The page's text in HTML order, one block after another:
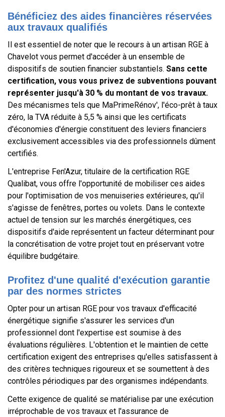
Bénéficiez des aides financières réservées
aux travaux qualifiés
Il est essentiel de noter que le recours à un artisan RGE à
Chavelot vous permet d'accéder à un ensemble de
dispositifs de soutien financier substantiels. Sans cette
certification, vous vous privez de subventions pouvant
représenter jusqu'à 30 % du montant de vos travaux.
Des mécanismes tels que MaPrimeRénov', l'éco-prêt à taux
zéro, la TVA réduite à 5,5 % ainsi que les certificats
d'économies d'énergie constituent des leviers financiers
exclusivement accessibles via des professionnels dûment
certifiés.
L'entreprise Fen'Azur, titulaire de la certification RGE
Qualibat, vous offre l'opportunité de mobiliser ces aides
pour l'optimisation de vos menuiseries extérieures, qu'il
s'agisse de fenêtres, portes ou volets. Dans le contexte
actuel de tension sur les marchés énergétiques, ces
dispositifs d'aide représentent un facteur déterminant pour
la concrétisation de votre projet tout en préservant votre
équilibre budgétaire.
Profitez d'une qualité d'exécution garantie
par des normes strictes
Opter pour un artisan RGE pour vos travaux d'efficacité
énergétique signifie s'assurer les services d'un
professionnel dont l'expertise est soumise à des
évaluations régulières. L'obtention et le maintien de cette
certification exigent des entreprises qu'elles satisfassent à
des critères techniques rigoureux et se soumettent à des
contrôles périodiques par des organismes indépendants.
Cette exigence de qualité se matérialise par une exécution
irréprochable de vos travaux et l'assurance de